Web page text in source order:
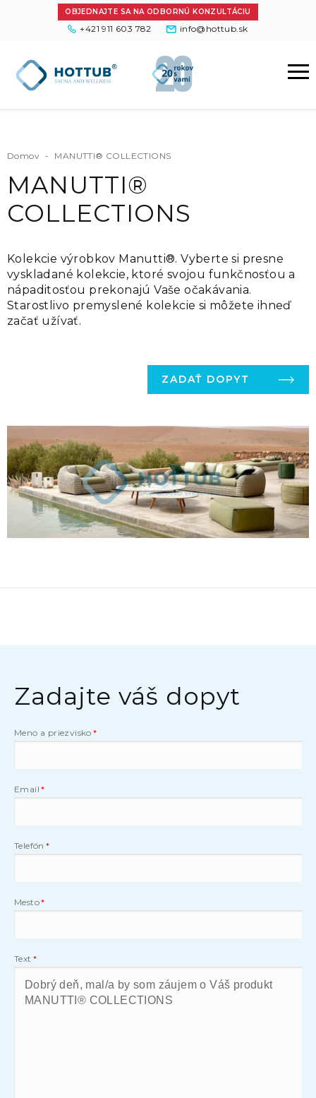
OBJEDNAJTE SA NA ODBORNÚ KONZULTÁCIU
+421 911 603 782 info@hottub.sk
Domov - MANUTTI® COLLECTIONS
MANUTTI®
COLLECTIONS
Kolekcie výrobkov Manutti®. Vyberte si presne
vyskladané kolekcie, ktoré svojou funkčnosťou a
nápaditosťou prekonajú Vaše očakávania.
Starostlivo premyslené kolekcie si môžete ihneď
začať užívať.
ZADAŤ DOPYT
Zadajte váš dopyt
Meno a priezvisko
Email
Telefón
Mesto
Text